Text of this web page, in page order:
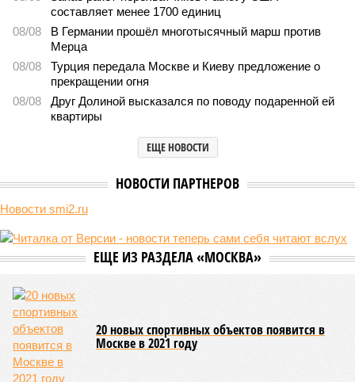
составляет менее 1700 единиц
08/08
В Германии прошёл многотысячный марш против
Мерца
08/08
Турция передала Москве и Киеву предложение о
прекращении огня
08/08
Друг Долиной высказался по поводу подаренной ей
квартиры
ЕЩЕ НОВОСТИ
НОВОСТИ ПАРТНЕРОВ
Новости smi2.ru
ЕЩЕ ИЗ РАЗДЕЛА «МОСКВА»
20 новых спортивных объектов появится в
Москве в 2021 году